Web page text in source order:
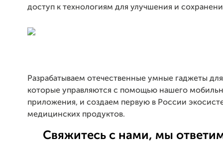
доступ к технологиям для улучшения и
Разрабатываем отечественные умные гаджеты
которые управляются с помощью нашего
приложения, и создаем первую в России
медицинских продуктов.
Свяжитесь с нами, мы